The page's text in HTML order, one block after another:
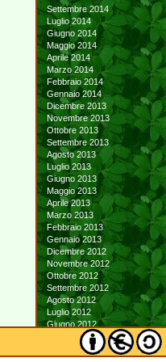
Settembre 2014
Luglio 2014
Giugno 2014
Maggio 2014
Aprile 2014
Marzo 2014
Febbraio 2014
Gennaio 2014
Dicembre 2013
Novembre 2013
Ottobre 2013
Settembre 2013
Agosto 2013
Luglio 2013
Giugno 2013
Maggio 2013
Aprile 2013
Marzo 2013
Febbraio 2013
Gennaio 2013
Dicembre 2012
Novembre 2012
Ottobre 2012
Settembre 2012
Agosto 2012
Luglio 2012
Giugno 2012
Maggio 2012
Aprile 2012